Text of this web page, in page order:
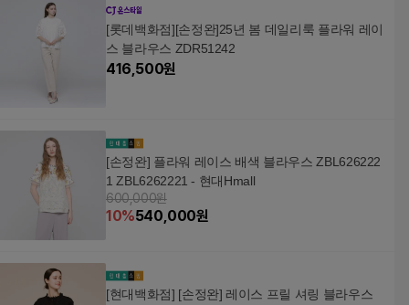
[롯데백화점][손정완]25년 봄 데일리룩 플라워 레이
스 블라우스 ZDR51242
416,500원
[손정완] 플라워 레이스 배색 블라우스 ZBL626222
1 ZBL6262221 - 현대Hmall
600,000원
10%540,000원
[현대백화점] [손정완] 레이스 프릴 셔링 블라우스